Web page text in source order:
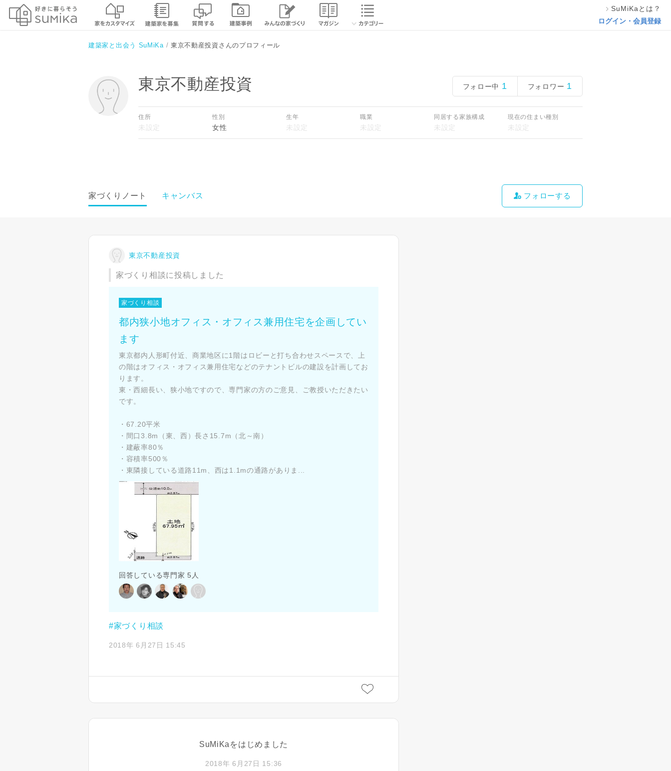
SuMiKaとは？
ログイン・会員登録
建築家と出会う SuMiKa 東京不動産投資さんのプロフィール
東京不動産投資 フォロー中 1 フォロワー 1
住所 性別
女性
生年 職業 同居する家族構成 現在の住まい種別
家づくりノート キャンバス フォローする
東京不動産投資
家づくり相談に投稿しました
家づくり相談
都内狭小地オフィス・オフィス兼用住宅を企画してい
ます
東京都内人形町付近、商業地区に1階はロビーと打ち合わせスペースで、上
の階はオフィス・オフィス兼用住宅などのテナントビルの建設を計画してお
ります。
東・西細長い、狭小地ですので、専門家の方のご意見、ご教授いただきたい
です。
・67.20平米
・間口3.8m（東、西）長さ15.7m（北～南）
・建蔽率80％
・容積率500％
・東隣接している道路11m、西は1.1mの通路がありま...
回答している専門家 5人
#家づくり相談
2018年 6月27日 15:45
SuMiKaをはじめました
2018年 6月27日 15:36
キャンセル